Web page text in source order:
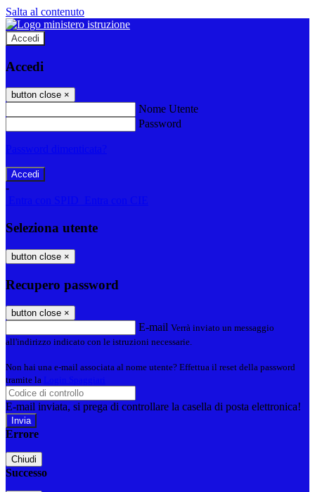
Salta al contenuto
Accedi
Accedi
button close ×
Nome Utente
Password
-
Seleziona utente
button close ×
Recupero password
button close ×
E-mail Verrà inviato un messaggio
all'indirizzo indicato con le istruzioni necessarie.
Non hai una e-mail associata al nome utente? Effettua il reset della password
tramite la
E-mail inviata, si prega di controllare la casella di posta elettronica!
Errore
Chiudi
Successo